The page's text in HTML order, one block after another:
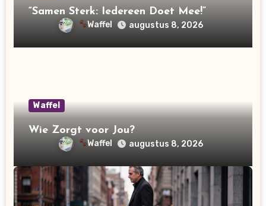
“Samen Sterk: Iedereen Doet Mee!”
Waffel augustus 8, 2026
Waffel
Wie Zorgt voor Jou?
Waffel augustus 8, 2026